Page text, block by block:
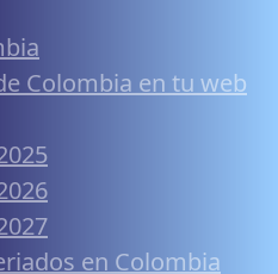
Colombia en tu web
en Colombia